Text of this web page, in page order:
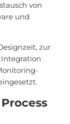
von
und
zur